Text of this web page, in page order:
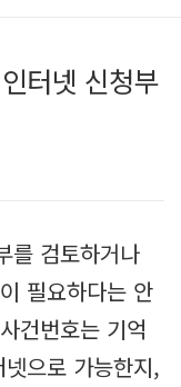
터넷 신청부
를 검토하거나
필요하다는 안
건번호는 기억
으로 가능한지,